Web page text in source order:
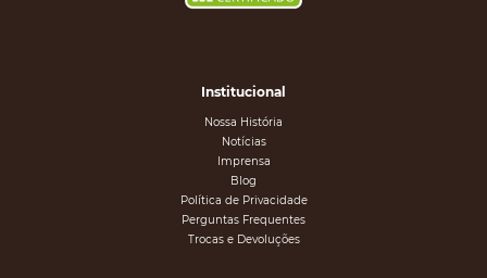
Institucional
Nossa História
Notícias
Imprensa
Blog
Política de Privacidade
Perguntas Frequentes
Trocas e Devoluções